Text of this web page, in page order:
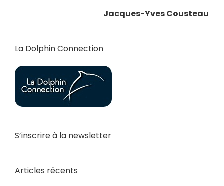
Jacques-Yves Cousteau
La Dolphin Connection
S’inscrire à la newsletter
Articles récents